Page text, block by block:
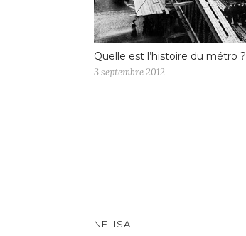
Quelle est l’histoire du métro ?
3 septembre 2012
NELISA